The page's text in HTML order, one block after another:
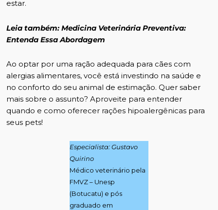
estar.
Leia também: Medicina Veterinária Preventiva:
Entenda Essa Abordagem
Ao optar por uma ração adequada para cães com
alergias alimentares, você está investindo na saúde e
no conforto do seu animal de estimação. Quer saber
mais sobre o assunto? Aproveite para entender
quando e como oferecer rações hipoalergênicas para
seus pets!
Especialista: Gustavo
Quirino
Médico veterinário pela
FMVZ – Unesp
(Botucatu) e pós
graduado em